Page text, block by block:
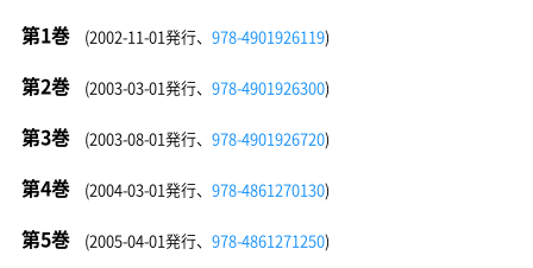
第1巻 (2002-11-01発行、 978-4901926119)
第2巻 (2003-03-01発行、 978-4901926300)
第3巻 (2003-08-01発行、 978-4901926720)
第4巻 (2004-03-01発行、 978-4861270130)
第5巻 (2005-04-01発行、 978-4861271250)